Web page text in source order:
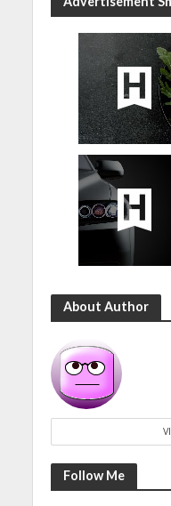
About Author
Follow Me